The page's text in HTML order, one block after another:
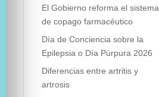
El Gobierno reforma el sistema
de copago farmacéutico
Día de Conciencia sobre la
Epilepsia o Día Púrpura 2026
Diferencias entre artritis y
artrosis